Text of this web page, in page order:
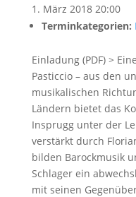
1. März 2018 20:00
Terminkategorien:
Einladung (PDF) >
Pasticcio – aus den
musikalischen
Ländern bietet das
Insprugg unter der
verstärkt durch
bilden Barockmusik
Schlager ein
mit seinen